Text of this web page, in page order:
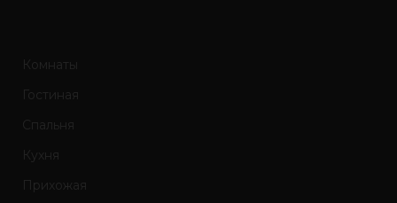
Комнаты
Гостиная
Спальня
Кухня
Прихожая